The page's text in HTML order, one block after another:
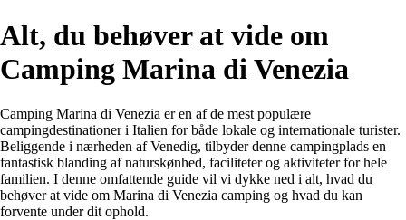
Alt, du behøver at vide om
Camping Marina di Venezia
Camping Marina di Venezia er en af de mest populære
campingdestinationer i Italien for både lokale og internationale turister.
Beliggende i nærheden af Venedig, tilbyder denne campingplads en
fantastisk blanding af naturskønhed, faciliteter og aktiviteter for hele
familien. I denne omfattende guide vil vi dykke ned i alt, hvad du
behøver at vide om Marina di Venezia camping og hvad du kan
forvente under dit ophold.